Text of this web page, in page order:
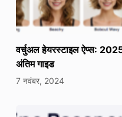
वर्चुअल हेयरस्टाइल ऐप्स:
अंतिम गाइड
7 नवंबर, 2024